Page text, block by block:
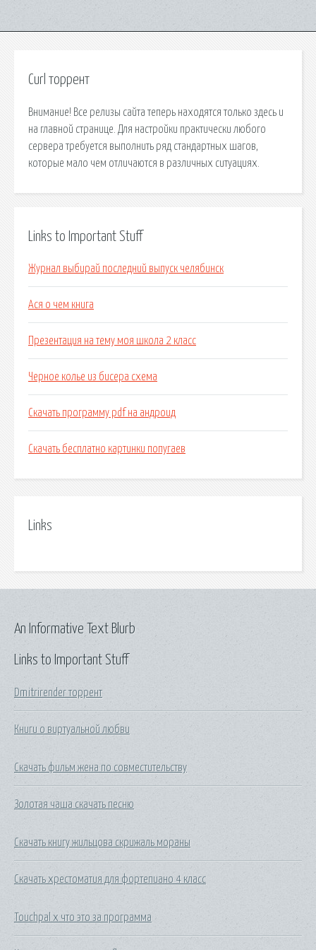
Curl торрент
Внимание! Все релизы сайта теперь находятся только здесь и
на главной странице. Для настройки практически любого
сервера требуется выполнить ряд стандартных шагов,
которые мало чем отличаются в различных ситуациях.
Links to Important Stuff
Журнал выбирай последний выпуск челябинск
Ася о чем книга
Презентация на тему моя школа 2 класс
Черное колье из бисера схема
Скачать программу pdf на андроид
Скачать бесплатно картинки попугаев
Links
Links to Important Stuff
Dmitrirender торрент
Книги о виртуальной любви
Скачать фильм жена по совместительству
Золотая чаша скачать песню
Скачать книгу жильцова скрижаль мораны
Скачать хрестоматия для фортепиано 4 класс
Touchpal x что это за программа
An Informative Text Blurb